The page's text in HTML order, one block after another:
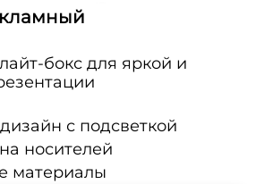
бокс для яркой и
с подсветкой
носителей
материалы